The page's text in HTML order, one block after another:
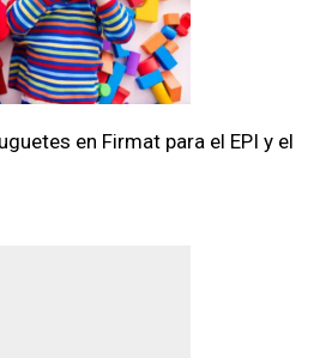
en Firmat para el EPI y el